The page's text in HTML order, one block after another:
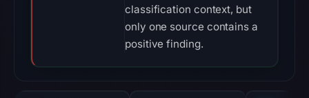
classification context, but
only one source contains a
positive finding.